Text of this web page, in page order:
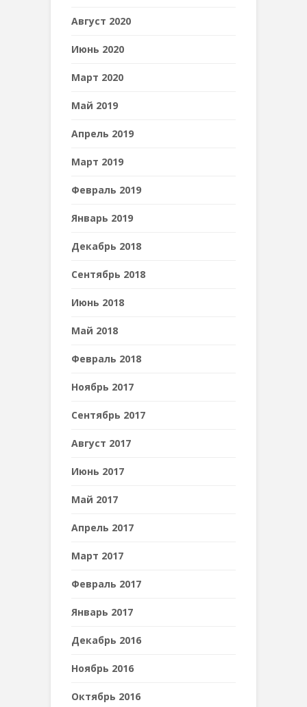
Август 2020
Июнь 2020
Март 2020
Май 2019
Апрель 2019
Март 2019
Февраль 2019
Январь 2019
Декабрь 2018
Сентябрь 2018
Июнь 2018
Май 2018
Февраль 2018
Ноябрь 2017
Сентябрь 2017
Август 2017
Июнь 2017
Май 2017
Апрель 2017
Март 2017
Февраль 2017
Январь 2017
Декабрь 2016
Ноябрь 2016
Октябрь 2016